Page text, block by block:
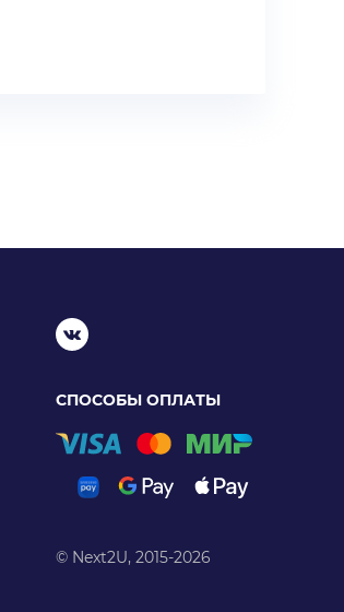
СПОСОБЫ ОПЛАТЫ
© Next2U, 2015-2026